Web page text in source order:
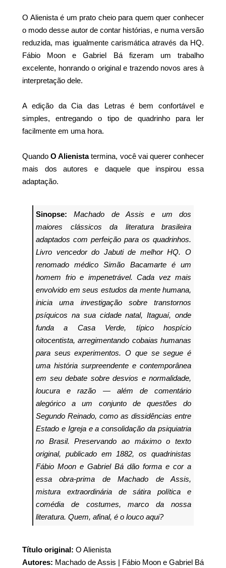
O Alienista é um prato cheio para quem quer conhecer
o modo desse autor de contar histórias, e numa versão
reduzida, mas igualmente carismática através da HQ.
Fábio Moon e Gabriel Bá fizeram um trabalho
excelente, honrando o original e trazendo novos ares à
interpretação dele.
A edição da Cia das Letras é bem confortável e
simples, entregando o tipo de quadrinho para ler
facilmente em uma hora.
QuandoO Alienistatermina, você vai querer conhecer
mais dos autores e daquele que inspirou essa
adaptação.
Sinopse:Machado de Assis e um dos
maiores clássicos da literatura brasileira
adaptados com perfeição para os quadrinhos.
Livro vencedor do Jabuti de melhor HQ. O
renomado médico Simão Bacamarte é um
homem frio e impenetrável. Cada vez mais
envolvido em seus estudos da mente humana,
inicia uma investigação sobre transtornos
psíquicos na sua cidade natal, Itaguaí, onde
funda a Casa Verde, típico hospício
oitocentista, arregimentando cobaias humanas
para seus experimentos.O que se segue é
uma história surpreendente e contemporânea
em seu debate sobre desvios e normalidade,
loucura e razão ― além de comentário
alegórico a um conjunto de questões do
Segundo Reinado, como as dissidências entre
Estado e Igreja e a consolidação da psiquiatria
no Brasil. Preservando ao máximo o texto
original, publicado em 1882, os quadrinistas
Fábio Moon e Gabriel Bá dão forma e cor a
essa obra-prima de Machado de Assis,
mistura extraordinária de sátira política e
comédia de costumes, marco da nossa
literatura. Quem, afinal, é o louco aqui?
Título original: O Alienista
Autores: Machado de Assis | Fábio Moon e Gabriel Bá